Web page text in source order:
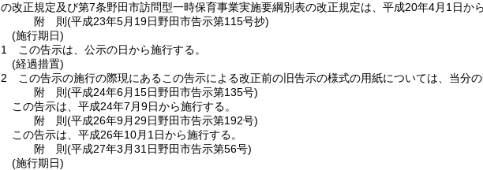
の改正規定及び第7条野田市訪問型一時保育事業実施要綱別表の改正規定は、平成20年4月1日から
附 則(平成23年5月19日野田市告示第115号抄)
(施行期日)
1
この告示は、公示の日から施行する。
(経過措置)
2
この告示の施行の際現にあるこの告示による改正前の旧告示の様式の用紙については、当分
附 則(平成24年6月15日野田市告示第135号)
この告示は、平成24年7月9日から施行する。
附 則(平成26年9月29日野田市告示第192号)
この告示は、平成26年10月1日から施行する。
附 則(平成27年3月31日野田市告示第56号)
(施行期日)